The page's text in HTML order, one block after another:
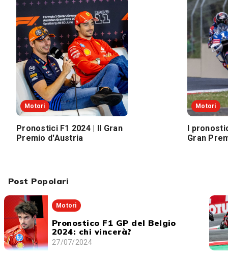
Post Popolari
Motori
Pronostico F1 GP del Belgio
2024: chi vincerà?
27/07/2024
Motori
Pronostici F1 2024 | Il Gran
Premio d'Austria
Motori
I
Gran